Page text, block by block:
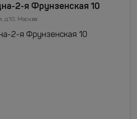
2-я Фрунзенская 10
д.10, Москва